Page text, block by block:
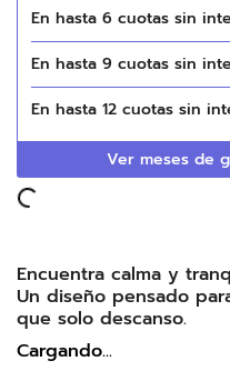
En hasta 6 cuotas sin
En hasta 9 cuotas sin
En hasta 12 cuotas sin
Ver meses de
Encuentra calma y
Un diseño pensado
que solo descanso.
Cargando...